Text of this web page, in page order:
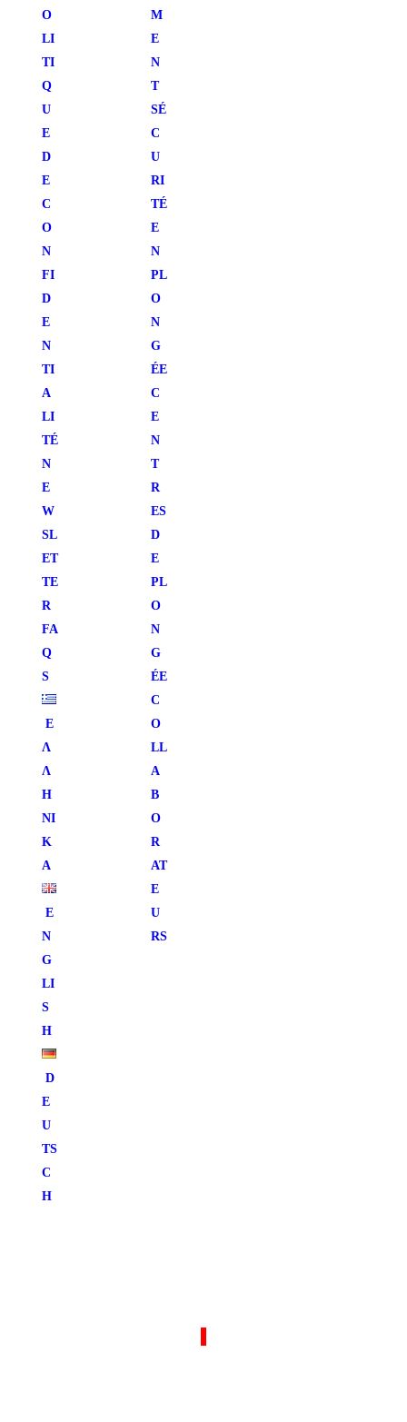
O
LI
TI
Q
U
E
D
E
C
O
N
FI
D
E
N
TI
A
LI
TÉ
N
E
W
SL
ET
TE
R
FA
Q
S
Ε
Λ
Λ
Η
ΝΙ
Κ
Ά
E
N
G
LI
S
H
D
E
U
TS
C
H
M
E
N
T
SÉ
C
U
RI
TÉ
E
N
PL
O
N
G
ÉE
C
E
N
T
R
ES
D
E
PL
O
N
G
ÉE
C
O
LL
A
B
O
R
AT
E
U
RS